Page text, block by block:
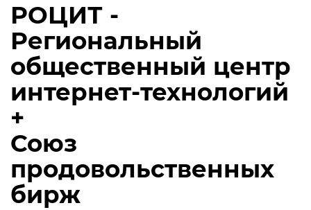
РОЦИТ -
Региональный
общественный центр
интернет-технологий
+
Союз
продовольственных
бирж